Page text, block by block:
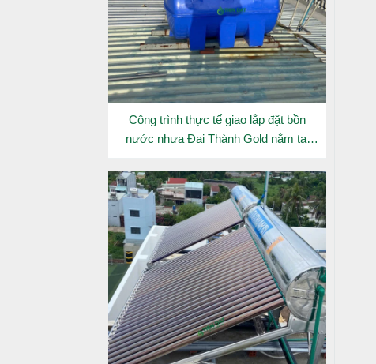
Công trình thực tế giao lắp đặt bồn
nước nhựa Đại Thành Gold nằm tại